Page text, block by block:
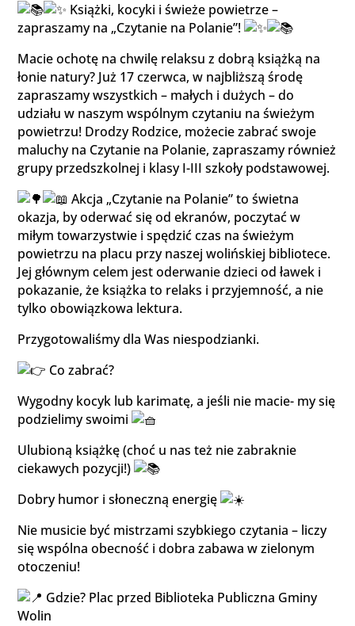
Książki, kocyki i świeże powietrze –
zapraszamy na „Czytanie na Polanie”!
Macie ochotę na chwilę relaksu z dobrą książką na
łonie natury? Już 17 czerwca, w najbliższą środę
zapraszamy wszystkich – małych i dużych – do
udziału w naszym wspólnym czytaniu na świeżym
powietrzu! Drodzy Rodzice, możecie zabrać swoje
maluchy na Czytanie na Polanie, zapraszamy również
grupy przedszkolnej i klasy I-III szkoły podstawowej.
Akcja „Czytanie na Polanie” to świetna
okazja, by oderwać się od ekranów, poczytać w
miłym towarzystwie i spędzić czas na świeżym
powietrzu na placu przy naszej wolińskiej bibliotece.
Jej głównym celem jest oderwanie dzieci od ławek i
pokazanie, że książka to relaks i przyjemność, a nie
tylko obowiązkowa lektura.
Przygotowaliśmy dla Was niespodzianki.
Co zabrać?
Wygodny kocyk lub karimatę, a jeśli nie macie- my się
podzielimy swoimi
Ulubioną książkę (choć u nas też nie zabraknie
ciekawych pozycji!)
Dobry humor i słoneczną energię
Nie musicie być mistrzami szybkiego czytania – liczy
się wspólna obecność i dobra zabawa w zielonym
otoczeniu!
Gdzie? Plac przed Biblioteka Publiczna Gminy
Wolin